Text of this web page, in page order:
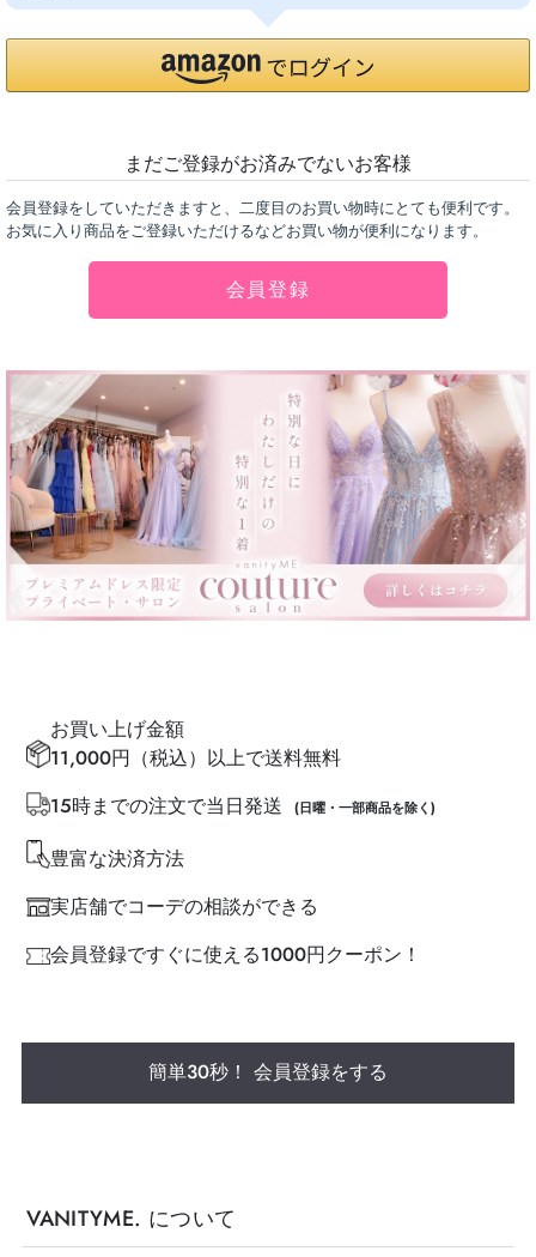
まだご登録がお済みでないお客様
会員登録をしていただきますと、二度目のお買い物時にとても便利です。
お気に入り商品をご登録いただけるなどお買い物が便利になります。
会員登録
お買い上げ金額
11,000円（税込）以上で送料無料
15時までの注文で当日発送
(日曜・一部商品を除く)
豊富な決済方法
実店舗でコーデの相談ができる
会員登録ですぐに使える1000円クーポン！
簡単30秒！ 会員登録をする
VANITYME. について